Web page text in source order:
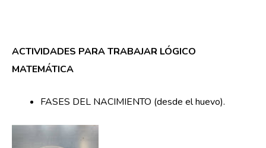
ACTIVIDADES PARA TRABAJAR LÓGICO
MATEMÁTICA
FASES DEL NACIMIENTO (desde el huevo).